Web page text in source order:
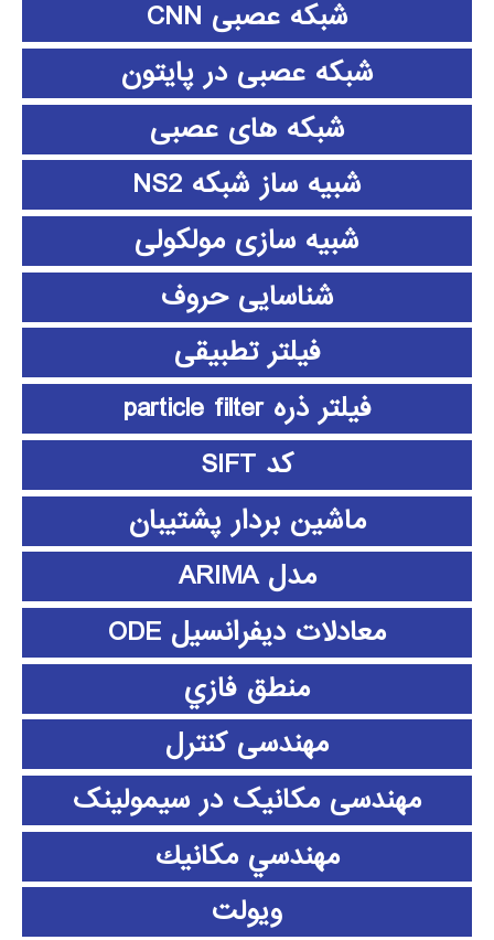
شبکه عصبی CNN
شبکه عصبی در پایتون
شبکه های عصبی
شبیه ساز شبکه NS2
شبیه سازی مولکولی
شناسایی حروف
فیلتر تطبیقی
فیلتر ذره particle filter
کد SIFT
ماشین بردار پشتیبان
مدل ARIMA
معادلات دیفرانسیل ODE
منطق فازي
مهندسی کنترل
مهندسی مکانیک در سیمولینک
مهندسي مكانيك
ویولت